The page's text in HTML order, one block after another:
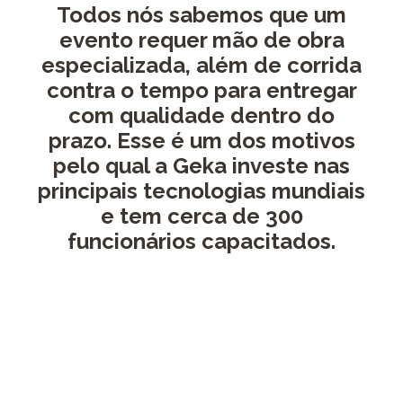
Todos nós sabemos que um
evento requer mão de obra
especializada, além de corrida
contra o tempo para entregar
com qualidade dentro do
prazo. Esse é um dos motivos
pelo qual a Geka investe nas
principais tecnologias mundiais
e tem cerca de 300
funcionários capacitados.